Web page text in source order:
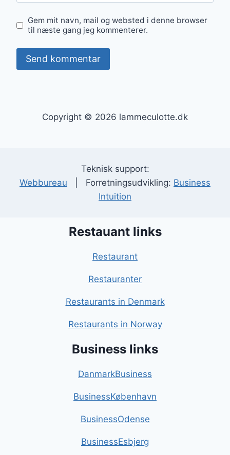
Gem mit navn, mail og websted i denne browser
til næste gang jeg kommenterer.
Copyright © 2026 lammeculotte.dk
Teknisk support:
Webbureau | Forretningsudvikling: Business
Intuition
Restauant links
Restaurant
Restauranter
Restaurants in Denmark
Restaurants in Norway
Business links
DanmarkBusiness
BusinessKøbenhavn
BusinessOdense
BusinessEsbjerg